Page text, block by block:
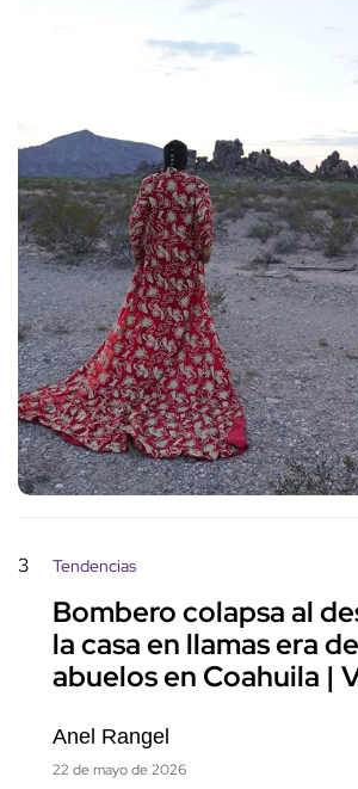
3 Tendencias
Bombero colapsa al
la casa en llamas era
abuelos en Coahuila |
Anel Rangel
22 de mayo de 2026